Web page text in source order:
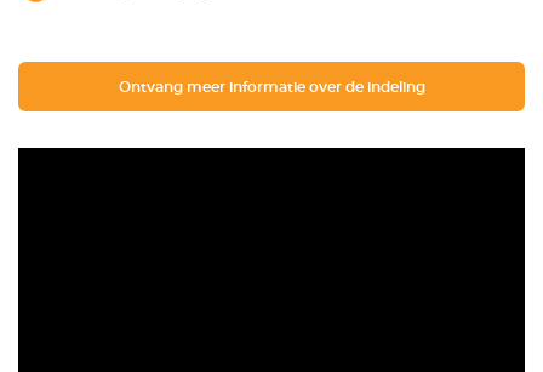
Ontvang meer informatie over de indeling